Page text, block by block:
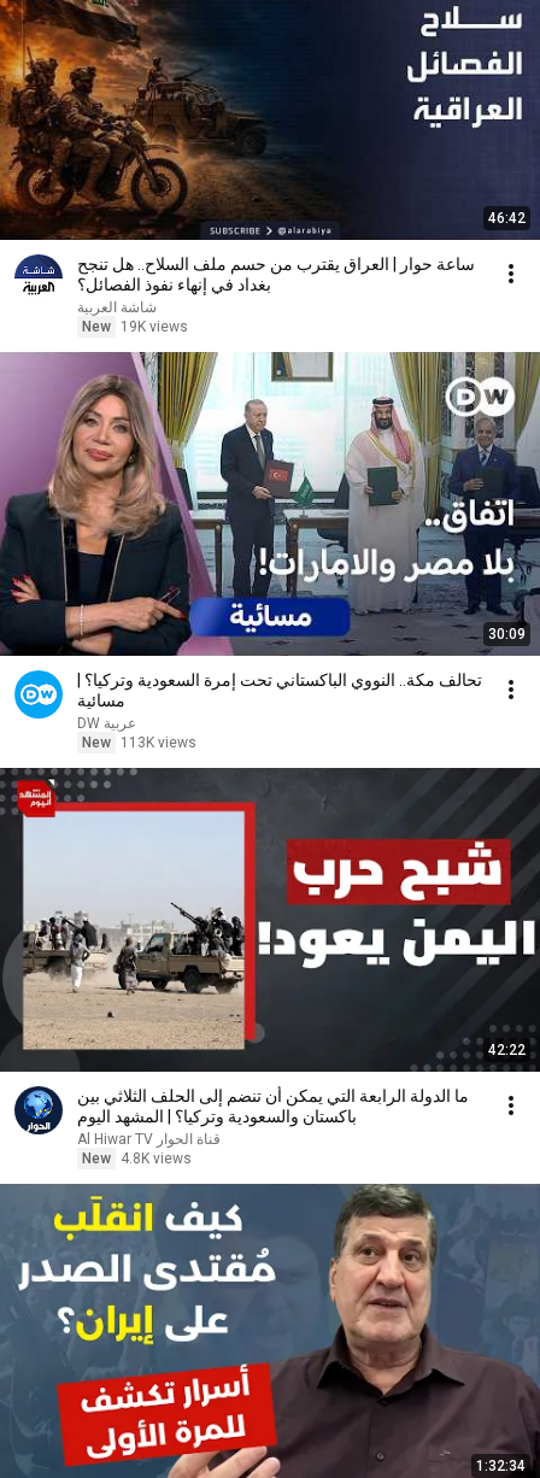
46:42
ساعة حوار | العراق يقترب من حسم ملف السلاح.. هل تنجح
بغداد في إنهاء نفوذ الفصائل؟
شاشة العربية
New
19K views
30:09
تحالف مكة.. النووي الباكستاني تحت إمرة السعودية وتركيا؟ |
مسائية
DW عربية
New
113K views
42:22
ما الدولة الرابعة التي يمكن أن تنضم إلى الحلف الثلاثي بين
باكستان والسعودية وتركيا؟ | المشهد اليوم
Al Hiwar TV قناة الحوار
New
4.8K views
1:32:34